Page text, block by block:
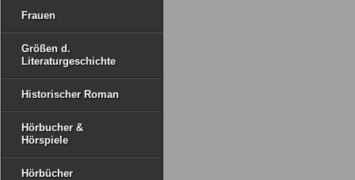
Frauen
Größen d.
Literaturgeschichte
Historischer Roman
Hörbucher &
Hörspiele
Hörbücher